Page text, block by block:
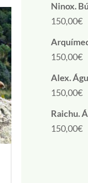
Ninox.
150,00€
150,00€
Alex.
150,00€
Raichu.
150,00€